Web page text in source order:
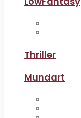
Thriller
Mundart